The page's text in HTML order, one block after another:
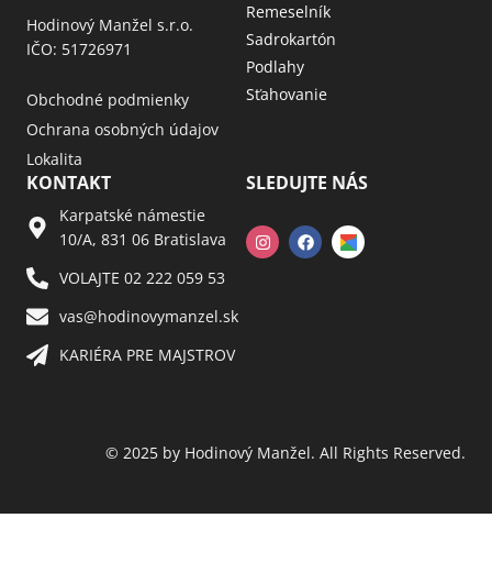
Hodinový Manžel s.r.o.
IČO: 51726971
Obchodné podmienky
Ochrana osobných údajov
Lokalita
Remeselník
Sadrokartón
Podlahy
Sťahovanie
KONTAKT
Karpatské námestie
10/A, 831 06 Bratislava
VOLAJTE 02 222 059 53​
vas@hodinovymanzel.sk​
KARIÉRA PRE MAJSTROV​
SLEDUJTE NÁS
© 2025 by Hodinový Manžel. All Rights Reserved.